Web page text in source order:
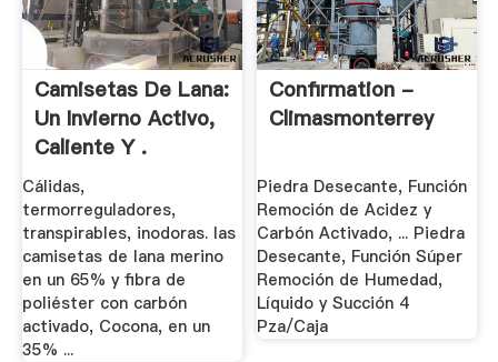
Camisetas De Lana:
Un Invierno Activo,
Caliente Y .
Cálidas,
termorreguladores,
transpirables, inodoras. las
camisetas de lana merino
en un 65% y fibra de
poliéster con carbón
activado, Cocona, en un
35% ...
Confirmation -
Climasmonterrey
Piedra Desecante, Función
Remoción de Acidez y
Carbón Activado, ... Piedra
Desecante, Función Súper
Remoción de Humedad,
Líquido y Succión 4
Pza/Caja